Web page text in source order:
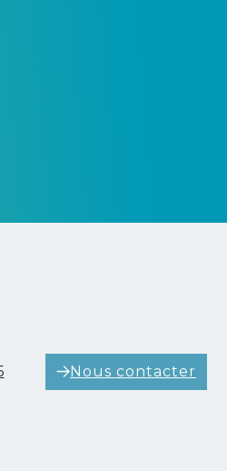
Nous contacter